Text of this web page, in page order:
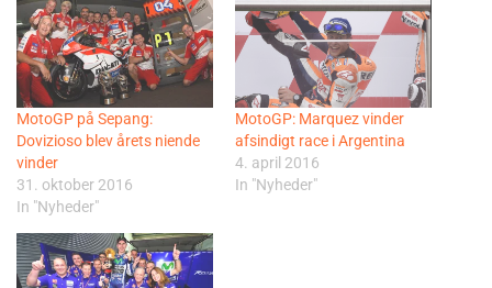
MotoGP på Sepang:
Dovizioso blev årets niende
vinder
31. oktober 2016
In "Nyheder"
MotoGP: Marquez vinder
afsindigt race i Argentina
4. april 2016
In "Nyheder"